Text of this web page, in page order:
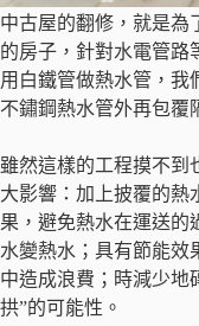
中古屋的翻修，就是為
的房子，針對水電管路
用白鐵管做熱水管，我
不鏽鋼熱水管外再包覆
雖然這樣的工程摸不到
大影響：加上披覆的熱
果，避免熱水在運送的
水變熱水；具有節能效
中造成浪費；時減少地
拱”的可能性。